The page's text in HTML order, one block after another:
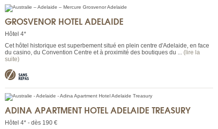
GROSVENOR HOTEL ADELAIDE
Hôtel 4*
Cet hôtel historique est superbement situé en plein centre d'Adelaide, en face
du casino, du Convention Centre et à proximité des boutiques du ... (lire la
suite)
ADINA APARTMENT HOTEL ADELAIDE TREASURY
Hôtel 4* - dès 190 €